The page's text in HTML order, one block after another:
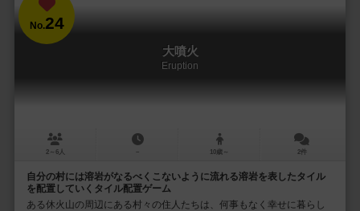
No.24
大噴火
Eruption
2～6人 － 10歳～ 2件
自分の村には溶岩がなるべくこないように流れる溶岩を表したタイル
を配置していくタイル配置ゲーム
ある休火山の周辺にある村々の住人たちは、何事もなく幸せに暮らし